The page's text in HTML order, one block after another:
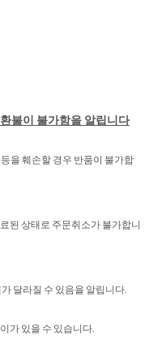
불이 불가함을 알립니다
을 훼손할 경우 반품이 불가합
된 상태로 주문취소가 불가합니
달라질 수 있음을 알립니다.
가 있을 수 있습니다.